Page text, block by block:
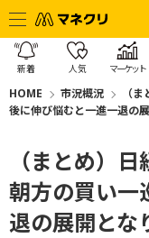
新着 人気 マーケット
HOME 市況概況
（
後に伸び悩むと一進一退の
（まとめ）
朝方の買い一
退の展開とな